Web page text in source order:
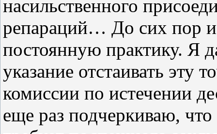
насильственного
репараций… До сих пор
постоянную практику. Я
указание отстаивать эту
комиссии по истечении
еще раз подчеркиваю,